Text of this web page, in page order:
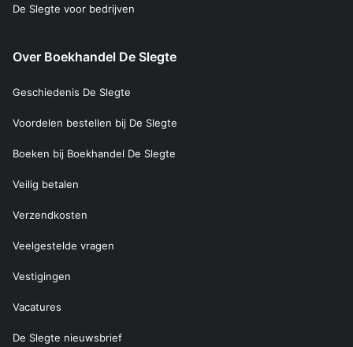
De Slegte voor bedrijven
Over Boekhandel De Slegte
Geschiedenis De Slegte
Voordelen bestellen bij De Slegte
Boeken bij Boekhandel De Slegte
Veilig betalen
Verzendkosten
Veelgestelde vragen
Vestigingen
Vacatures
De Slegte nieuwsbrief